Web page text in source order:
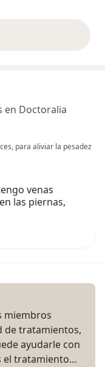
anteriores
en Doctoralia
para aliviar la pesadez
venas
las piernas,
miembros
de tratamientos,
ayudarle con
el tratamiento…